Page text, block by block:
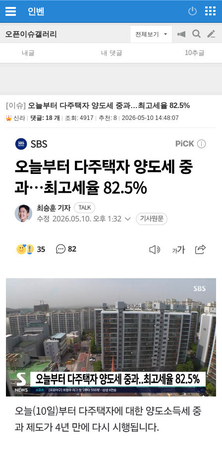
인벤
오픈이슈갤러리 전체보기
공
지
on/off
검
색
글
쓰
내글 내 댓글 10추글
[이슈] 오늘부터 다주택자 양도세 중과…최고세율 82.5%
신라 댓글: 18 개 조회: 4917 추천: 8 2026-05-10 14:48:07